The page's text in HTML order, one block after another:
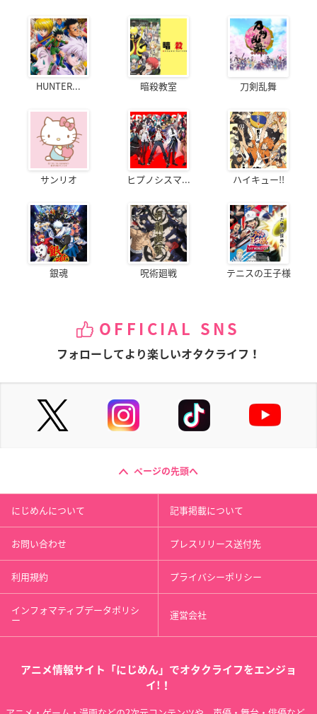
HUNTER... 暗殺教室 刀剣乱舞
サンリオ ヒプノシスマ... ハイキュー!!
銀魂 呪術廻戦 テニスの王子様
OFFICIAL SNS
フォローしてより楽しいオタクライフ！
ページの先頭へ
にじめんについて 記事掲載について
お問い合わせ プレスリリース送付先
利用規約 プライバシーポリシー
インフォマティブデータポリシ
ー 運営会社
アニメ情報サイト「にじめん」でオタクライフをエンジョ
イ!！